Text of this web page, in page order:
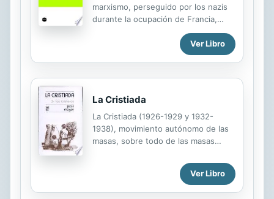
marxismo, perseguido por los nazis
durante la ocupación de Francia,
declarado "justo entre las naciones"
por haber salvado de la deportación
nazi a familias judías, agudo crítico
inspiradores de la preocupación
historiador, teólogo- se distinguió
siempre por su anticonformismo
radical. Los textos recogidos en este
volumen -"que deben leerse como
Besançon en su prólogo- son una
muestra más de la capacidad de Ellul
para construir un pensamiento...
Ver Libro
La Cristiada
La Cristiada (1926-1929 y 1932-
1938), movimiento autónomo de las
masas, sobre todo de las masas
excepcionalmente importante en la
historia mexicana, a causa de su
Ver Libro